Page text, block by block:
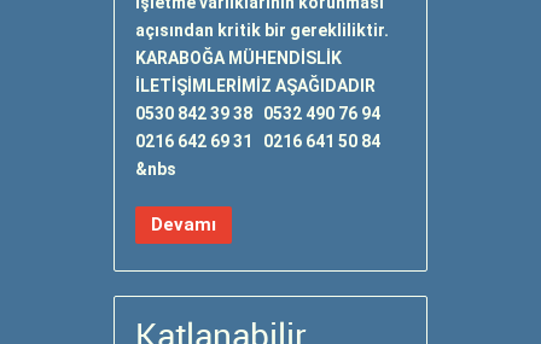
açısından kritik bir gerekliliktir.
KARABOĞA MÜHENDİSLİK
İLETİŞİMLERİMİZ AŞAĞIDADIR
0530 842 39 38 0532 490 76 94
0216 642 69 31 0216 641 50 84
&nbs
Devamı